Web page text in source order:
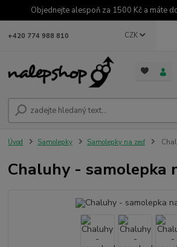
Objednejte alespoň za 1500 Kč a máte
CZK
+420 774 988 810
Úvod Samolepky Samolepky na zeď
Chaluhy - samolepka